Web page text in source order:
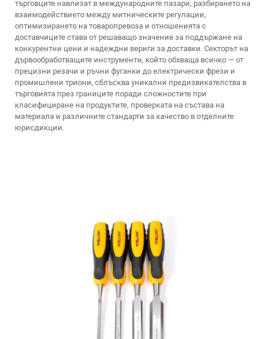
търговците навлизат в международните пазари, разбирането на
взаимодействието между митническите регулации,
оптимизирането на товаропревоза и отношенията с
доставчиците става от решаващо значение за поддържане на
конкурентни цени и надеждни вериги за доставки. Секторът на
дървообработващите инструменти, който обхваща всичко — от
прецизни резачи и ръчни фуганки до електрически фрези и
промишлени триони, сблъсква уникални предизвикателства в
търговията през границите поради сложностите при
класифициране на продуктите, проверката на състава на
материала и различните стандарти за качество в отделните
юрисдикции.